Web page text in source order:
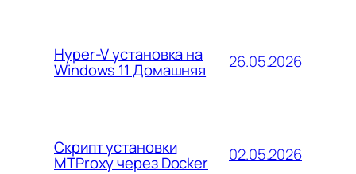
Hyper-V установка на
Windows 11 Домашняя 26.05.2026
Скрипт установки
MTProxy через Docker 02.05.2026